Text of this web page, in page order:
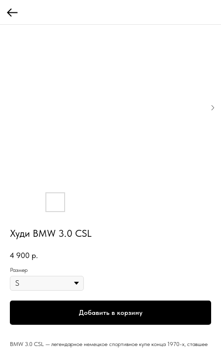
Худи BMW 3.0 CSL
4 900 р.
Размер
Добавить в корзину
BMW 3.0 CSL — легендарное немецкое спортивное купе конца 1970-х, ставшее